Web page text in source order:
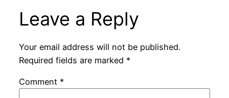
Leave a Reply
Your email address will not be published.
Required fields are marked *
Comment *